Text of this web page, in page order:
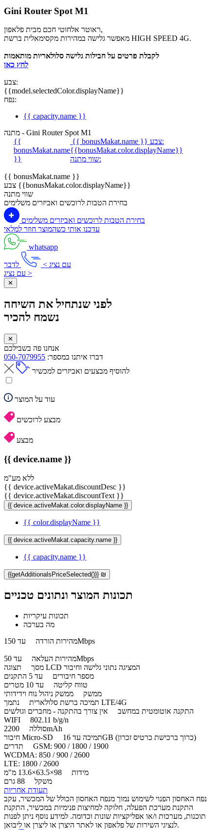
Gini Router Spot M1
ראוטר אלחוטי חכם מבית פלאפון,
מאפשר גלישה במהירות מקסימאלית ברשת HIGH SPEED 4G.
לקבלת פרטים על חבילות גלישה סלולאריות מותאמות
לחץ כאן
צבע:
{{model.selectedColor.displayName}}
נפח:
{{ capacity.name }}
מתנה - Gini Router Spot M1
{{
bonusMakat.name
}}
{{ bonusMakat.name }}
צבע:
{{bonusMakat.color.displayName}}
שווי מתנה:
{{ bonusMakat.name }}
צבע {{bonusMakat.color.displayName}}
שווי מתנה
בחירת הטבות לרוכשים ואביזרים משלימים
בחירת הטבות לרוכשים ואביזרים משלימים
עדכנו אותי כשהמוצר חוזר למלאי
whatsapp
עם נציג >
לדבר
עם נציג >
✕
לפני שנתחיל את השיחה
נשמח להכיר
✕
אנחנו פה בשבילכם
דברו איתנו במספר: 050-7079955
להוסיף מבצעים ואביזרים למכשיר
עוד על המוצר
מבצע לרוכשים
מבצע
{{ device.name }}
ללא מע"מ
{{ device.activeMakat.discountDesc }}
{{ device.activeMakat.discountText }}
{{ device.activeMakat.color.displayName }}
{{ color.displayName }}
{{ device.activeMakat.capacity.name }}
{{ capacity.name }}
{{getAdditionalsPriceSelected()}} ₪
תכונות המוצר ונתונים טכניים
תכונות עיקריות
מה בערכה
מהירות הורדהעד 150Mbps
מהירות העלאהעד 50Mbps
מסך
תצוגה LCD המציגה נתוני גלישה וחיבור
מספר חיבורים עד 5 התקנים
טווח קליטה עד 10 מטרים
ממשק ממשק ניהול נוח וידידותי
תמיכה ברשת סלולארית נתמך LTE/4G
התקנה אוטומטית במחשב אין צורך בהתקנה - מחברים וגולשים
WIFI 802.11 b/g/n
סוללה2200mAh
חיבור Micro-SD
תמיכה עד 16GB (כרוך ברכישת כרטיס זכרון)
תדרים GSM: 900 / 1800 / 1900
WCDMA: 850 / 900 / 2600
LTE: 1800 / 2600
מידות
משקל
תעודת אחריות
נפח האחסון הפנוי לשימוש נמוך מנפח האחסון הכולל של המכשיר, עקב
התקנת מערכת הפעלה, חלוקה למחיצות פנימיות במכשיר, התקנת
תוכנות, מערכות ו/או אפליקציות שונות וכדומה. למידע נוסף ניתן לפנות
לנציגי השירות של פלאפון או לאתר היצרן או ליצרן או ליבואן.